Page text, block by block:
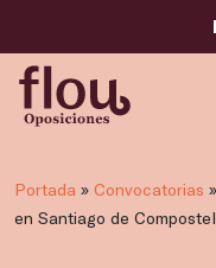
Portada » Convocatorias »
en Santiago de